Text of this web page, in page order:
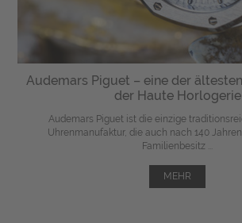
Audemars Piguet – eine der
der Haute Horlogerie
Audemars Piguet ist die einzige
Uhrenmanufaktur, die auch nach 140
Familienbesitz ...
MEHR